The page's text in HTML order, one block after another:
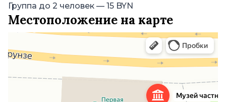
Группа до 2 человек — 15 BYN
Местоположение на карте